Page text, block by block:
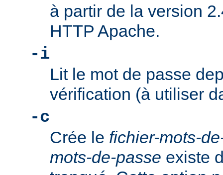
à partir de la version
HTTP Apache.
-i
Lit le mot de passe
vérification (à utiliser
-c
Crée le fichier-mots-
mots-de-passe existe